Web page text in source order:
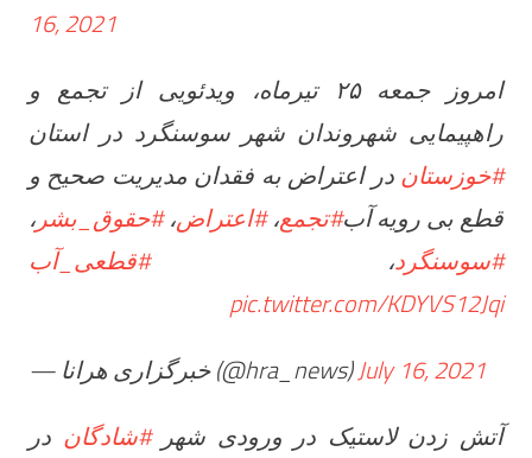
16, 2021
امروز جمعه ۲۵ تیرماه، ویدئویی از تجمع و
راهپیمایی شهروندان شهر سوسنگرد در استان
#خوزستاندر اعتراض به فقدان مدیریت صحیح و
قطع بی رویه آب#تجمع،#اعتراض،#حقوق_بشر،
#سوسنگرد،#قطعی_آب
pic.twitter.com/KDYVS12Jqi
— خبرگزاری هرانا (@hra_news)July 16, 2021
آتش زدن لاستیک در ورودی شهر#شادگان در